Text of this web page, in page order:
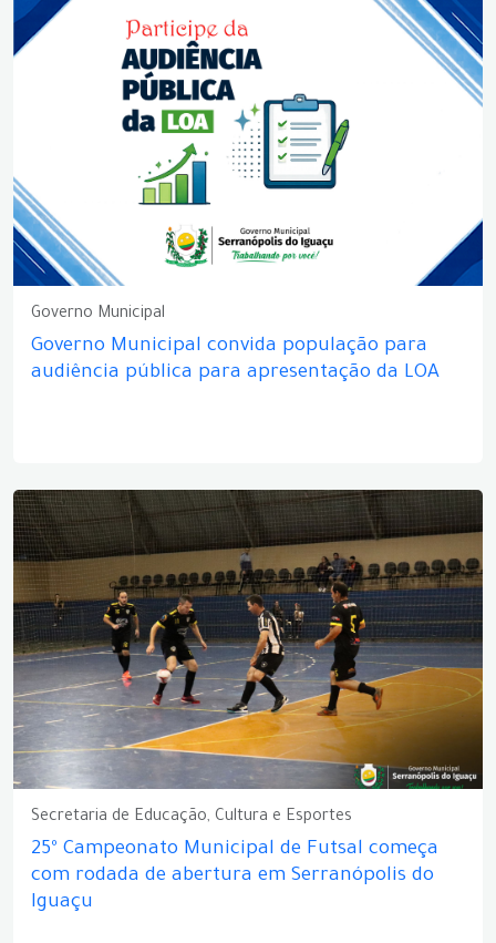
Governo Municipal
Governo Municipal convida população para
audiência pública para apresentação da LOA
Secretaria de Educação, Cultura e Esportes
25º Campeonato Municipal de Futsal começa
com rodada de abertura em Serranópolis do
Iguaçu